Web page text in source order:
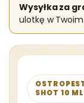
Wysyłka za
ulotkę w
SHOT 10 ML